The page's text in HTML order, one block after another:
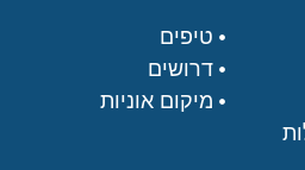
טיפים
דרושים
מיקום אוניות